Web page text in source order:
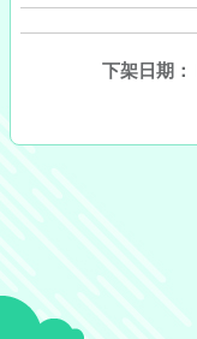
下架日期：